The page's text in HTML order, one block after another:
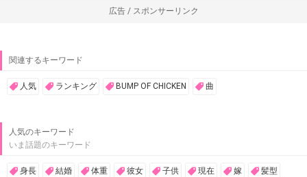
広告 / スポンサーリンク
関連するキーワード
人気 ランキング BUMP OF CHICKEN 曲
人気のキーワード
いま話題のキーワード
身長 結婚 体重 彼女 子供 現在 嫁 髪型